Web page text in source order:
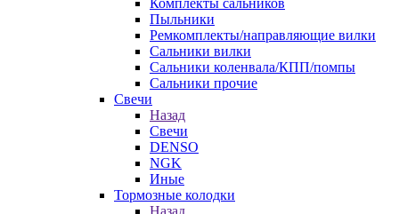
Комплекты сальников
Пыльники
Ремкомплекты/направляющие вилки
Сальники вилки
Сальники коленвала/КПП/помпы
Сальники прочие
Свечи
Назад
Свечи
DENSO
NGK
Иные
Тормозные колодки
Назад